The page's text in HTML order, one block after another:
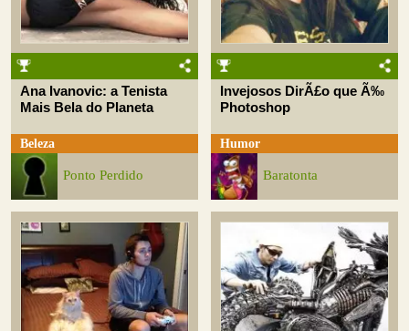
Ana Ivanovic: a Tenista
Mais Bela do Planeta
Beleza
Ponto Perdido
Invejosos DirÃ£o que Ã‰
Photoshop
Humor
Baratonta